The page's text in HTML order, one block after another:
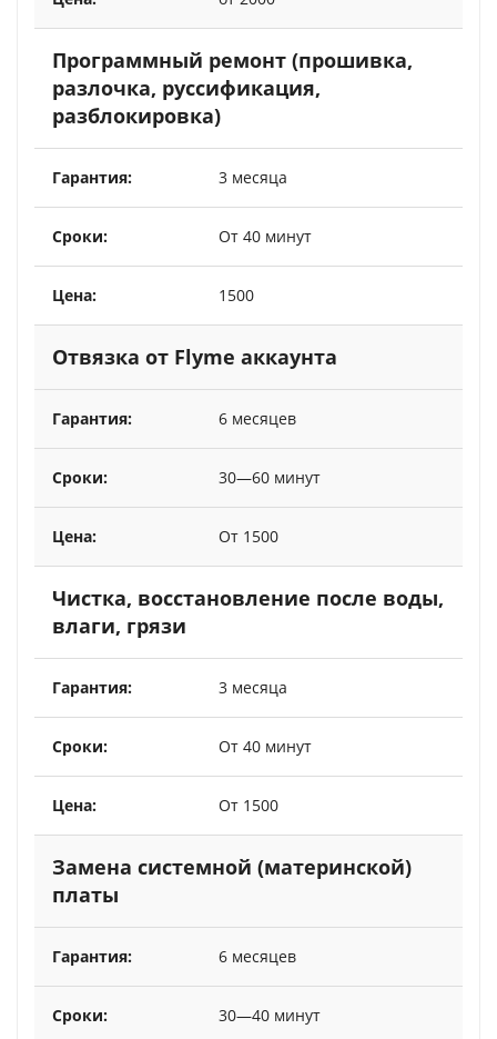
Программный ремонт (прошивка,
разлочка, руссификация,
разблокировка)
3 месяца
От 40 минут
1500
Отвязка от Flyme аккаунта
6 месяцев
30—60 минут
От 1500
Чистка, восстановление после воды,
влаги, грязи
3 месяца
От 40 минут
От 1500
Замена системной (материнской)
платы
6 месяцев
30—40 минут